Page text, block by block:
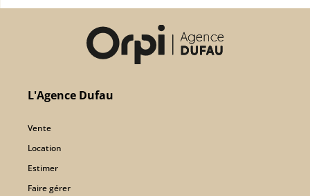
L'Agence Dufau
Vente
Location
Estimer
Faire gérer